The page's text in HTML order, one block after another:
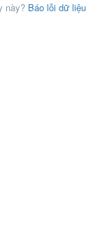
này? Báo lỗi dữ liệu